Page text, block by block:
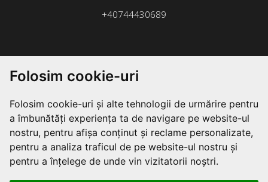
Folosim cookie-uri
Folosim cookie-uri și alte tehnologii de urmărire pentru
a îmbunătăți experiența ta de navigare pe website-ul
nostru, pentru afișa conținut și reclame personalizate,
pentru a analiza traficul de pe website-ul nostru și
pentru a înțelege de unde vin vizitatorii noștri.
+40744430689